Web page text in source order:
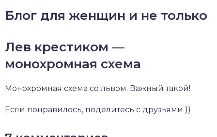
Блог для женщин и не только
Лев крестиком —
монохромная схема
Монохромная схема со львом. Важный такой!
Если понравилось, поделитесь с друзьями ))